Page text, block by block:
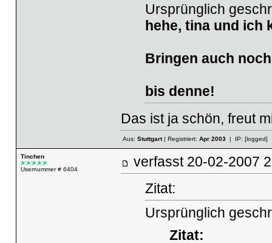
Ursprünglich
hehe, tina und ich
Bringen auch
bis denne!
Das ist ja schön, freut
Aus: Stuttgart| Registriert: Apr 2003| IP: [logged]
Tinchen
Usernummer # 6404
verfasst 20-02-
Zitat:
Ursprünglich
Zitat: